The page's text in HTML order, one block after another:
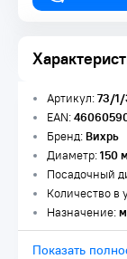
Артикул:73/
EAN:
Бренд:Вихрь
Диаметр:150
Посадочный
Количество в
Назначение:
Показать